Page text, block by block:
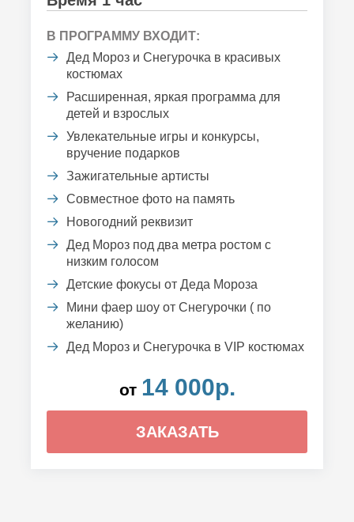
В ПРОГРАММУ ВХОДИТ:
Дед Мороз и Снегурочка в красивых
костюмах
Расширенная, яркая программа для
детей и взрослых
Увлекательные игры и конкурсы,
вручение подарков
Зажигательные артисты
Совместное фото на память
Новогодний реквизит
Дед Мороз под два метра ростом с
низким голосом
Детские фокусы от Деда Мороза
Мини фаер шоу от Снегурочки ( по
желанию)
Дед Мороз и Снегурочка в VIP костюмах
от 14 000р.
ЗАКАЗАТЬ